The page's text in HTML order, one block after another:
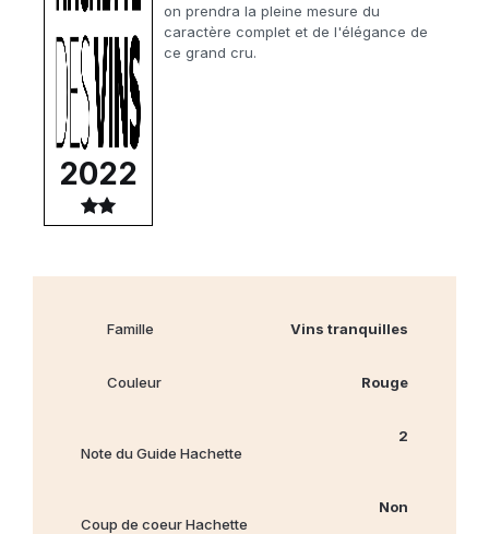
2022
on prendra la pleine mesure du
caractère complet et de l'élégance de
ce grand cru.
Famille Vins tranquilles
Couleur Rouge
Note du Guide Hachette
2
Coup de coeur Hachette
Non